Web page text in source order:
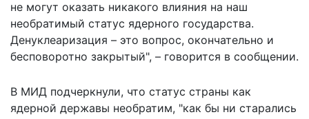
не могут оказать никакого влияния на наш
необратимый статус ядерного государства.
Денуклеаризация – это вопрос, окончательно и
бесповоротно закрытый", – говорится в сообщении.
В МИД подчеркнули, что статус страны как
ядерной державы необратим, "как бы ни старались